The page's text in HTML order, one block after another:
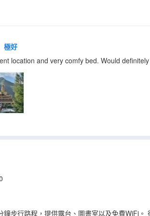
極好
location and very comfy bed. Would
步行路程，提供露台、圖書室以及免費WiFi